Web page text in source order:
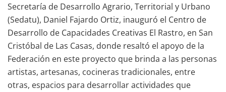
Secretaría de Desarrollo Agrario, Territorial y Urbano
(Sedatu), Daniel Fajardo Ortiz, inauguró el Centro de
Desarrollo de Capacidades Creativas El Rastro, en San
Cristóbal de Las Casas, donde resaltó el apoyo de la
Federación en este proyecto que brinda a las personas
artistas, artesanas, cocineras tradicionales, entre
otras, espacios para desarrollar actividades que